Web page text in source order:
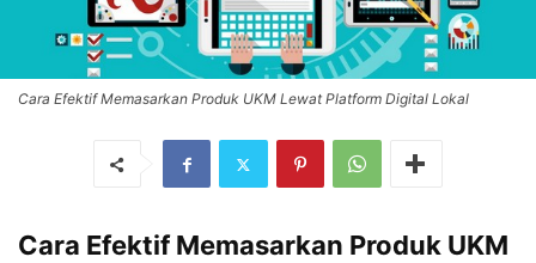
Cara Efektif Memasarkan Produk UKM Lewat Platform Digital Lokal
Cara Efektif Memasarkan Produk UKM